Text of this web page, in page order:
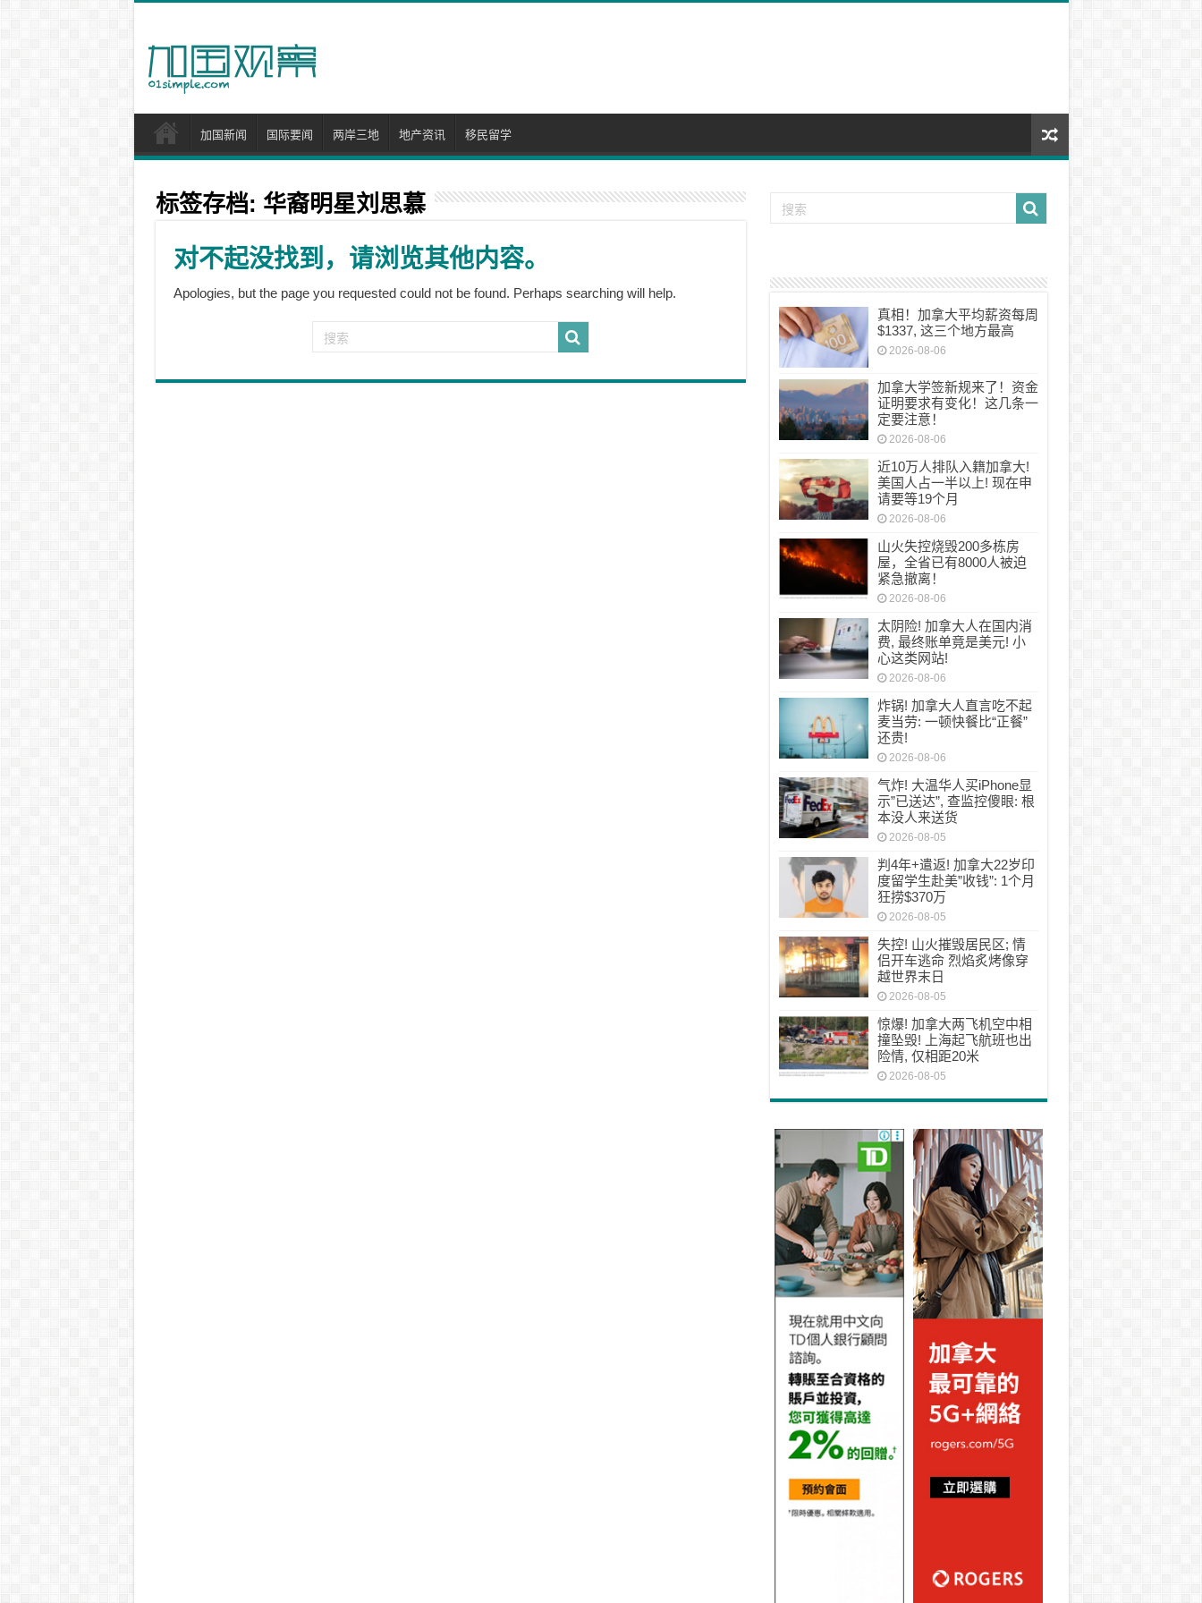
加国新闻 国际要闻 两岸三地 地产资讯 移民留学
标签存档: 华裔明星刘思慕
对不起没找到，请浏览其他内容。
Apologies, but the page you requested could not be found. Perhaps searching will help.
真相！加拿大平均薪资每周
$1337, 这三个地方最高
2026-08-06
加拿大学签新规来了！资金
证明要求有变化！这几条一
定要注意！
2026-08-06
近10万人排队入籍加拿大!
美国人占一半以上! 现在申
请要等19个月
2026-08-06
山火失控烧毁200多栋房
屋，全省已有8000人被迫
紧急撤离！
2026-08-06
太阴险! 加拿大人在国内消
费, 最终账单竟是美元! 小
心这类网站!
2026-08-06
炸锅! 加拿大人直言吃不起
麦当劳: 一顿快餐比“正餐”
还贵!
2026-08-06
气炸! 大温华人买iPhone显
示”已送达”, 查监控傻眼: 根
本没人来送货
2026-08-05
判4年+遣返! 加拿大22岁印
度留学生赴美”收钱”: 1个月
狂捞$370万
2026-08-05
失控! 山火摧毁居民区; 情
侣开车逃命 烈焰炙烤像穿
越世界末日
2026-08-05
惊爆! 加拿大两飞机空中相
撞坠毁! 上海起飞航班也出
险情, 仅相距20米
2026-08-05